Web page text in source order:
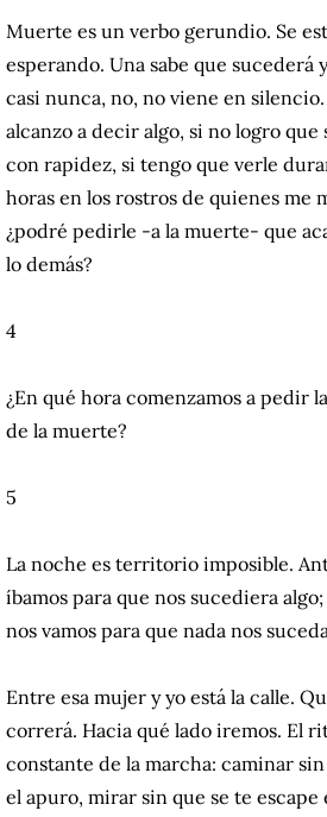
Muerte es un verbo gerundio. Se
esperando. Una sabe que sucederá
casi nunca, no, no viene en
alcanzo a decir algo, si no logro que
con rapidez, si tengo que verle
horas en los rostros de quienes me
¿podré pedirle -a la muerte- que
lo demás?
4
¿En qué hora comenzamos a pedir
de la muerte?
5
La noche es territorio imposible.
íbamos para que nos sucediera
nos vamos para que nada nos
Entre esa mujer y yo está la calle.
correrá. Hacia qué lado iremos. El
constante de la marcha: caminar
el apuro, mirar sin que se te escape